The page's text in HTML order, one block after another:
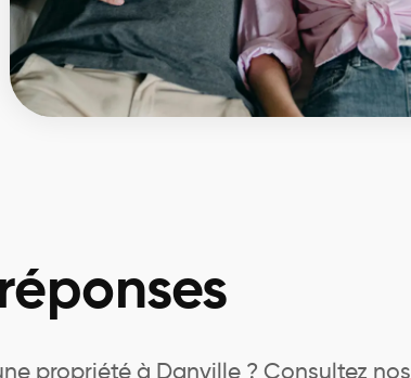
propriété à Danville ? Consultez nos